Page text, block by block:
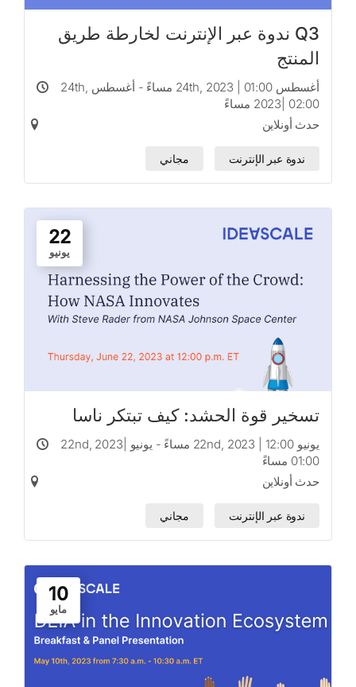
Q3 ندوة عبر الإنترنت لخارطة طريق
المنتج
أغسطس 24th, 2023 | 01:00 مساءً - أغسطس 24th,
2023| 02:00 مساءً
حدث أونلاين
ندوة عبر الإنترنت مجاني
22
يونيو
تسخير قوة الحشد: كيف تبتكر ناسا
يونيو 22nd, 2023 | 12:00 مساءً - يونيو 22nd, 2023|
01:00 مساءً
حدث أونلاين
ندوة عبر الإنترنت مجاني
10
مايو